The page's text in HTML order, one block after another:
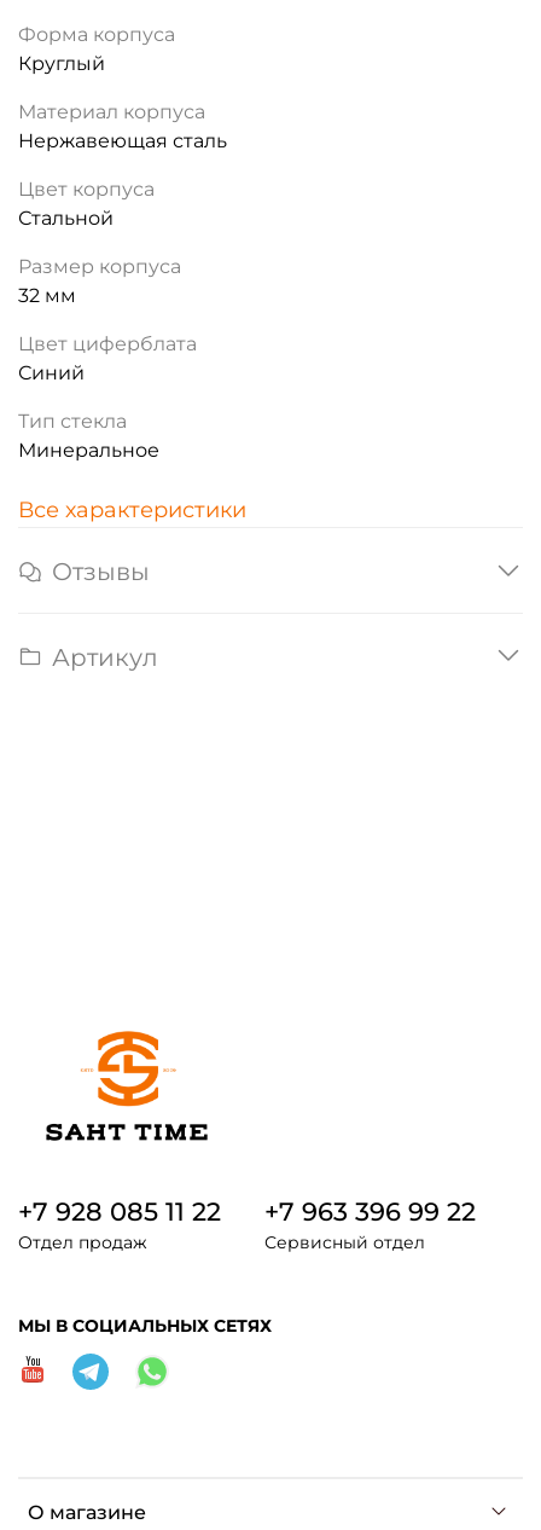
Форма корпуса
Круглый
Материал корпуса
Нержавеющая сталь
Цвет корпуса
Стальной
Размер корпуса
32 мм
Цвет циферблата
Синий
Тип стекла
Минеральное
Все характеристики
Отзывы
Артикул
О магазине
+7 928 085 11 22
Отдел продаж
+7 963 396 99 22
Сервисный отдел
МЫ В СОЦИАЛЬНЫХ СЕТЯХ